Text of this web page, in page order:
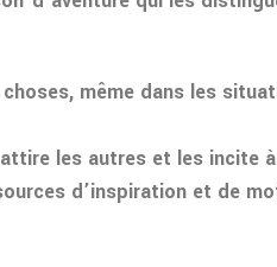
même dans les
les autres et les incite
d’inspiration et de